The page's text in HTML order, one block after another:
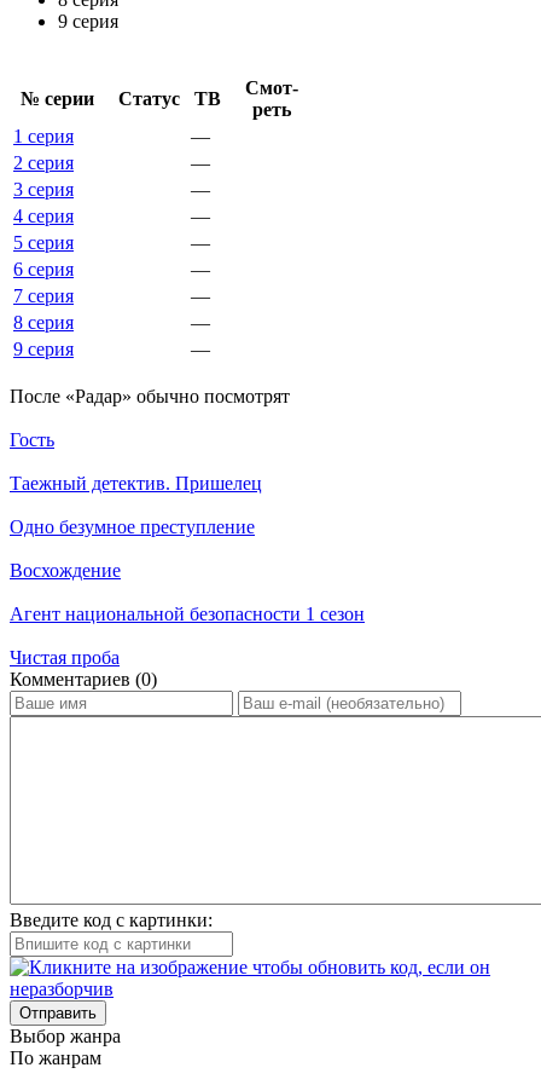
9 серия
№ се­рии Ста­тус ТВ
Смот­
реть
1 серия
—
2 серия
—
3 серия
—
4 серия
—
5 серия
—
6 серия
—
7 серия
—
8 серия
—
9 серия
—
По­сле «Радар» обыч­но по­смот­рят
Гость
Таежный детектив. Пришелец
Одно безумное преступление
Восхождение
Агент национальной безопасности 1 сезон
Чистая проба
Ком­мен­та­ри­ев (0)
Введите код с картинки:
Отправить
Вы­бор жан­ра
По жан­рам